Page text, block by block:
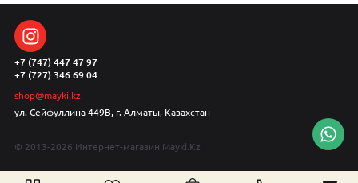
+7 (747) 447 47 97
+7 (727) 346 69 04
shop@mayki.kz
ул. Сейфуллина 449В, г. Алматы, Казахстан
© 2013-2026 Интернет-магазин Mayki.Kz